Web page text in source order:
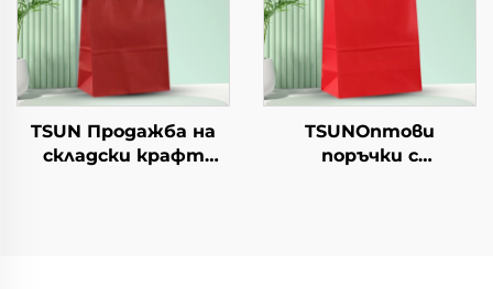
домашни любимци и
TSUN Продажба на
складски крафт
TSUNОптови
поръчки с